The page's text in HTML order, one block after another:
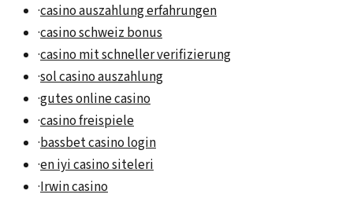
·casino auszahlung erfahrungen
·casino schweiz bonus
·casino mit schneller verifizierung
·sol casino auszahlung
·gutes online casino
·casino freispiele
·bassbet casino login
·en iyi casino siteleri
·Irwin casino